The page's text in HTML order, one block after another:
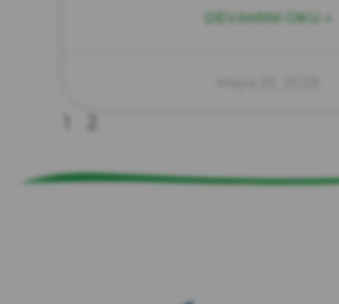
DEVAMINI OKU »